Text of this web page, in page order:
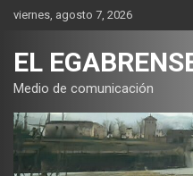
Saltarviernes, agosto 7, 2026
EL
Medio de comunicación